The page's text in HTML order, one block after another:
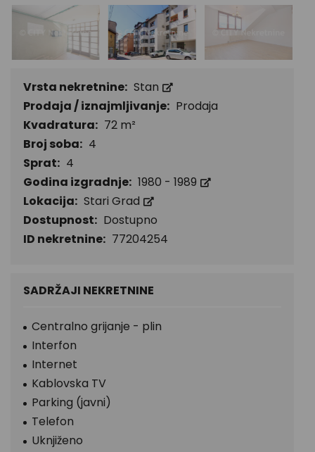
Vrsta nekretnine: Stan
Prodaja / iznajmljivanje: Prodaja
Kvadratura: 72 m²
Broj soba: 4
Sprat: 4
Godina izgradnje: 1980 - 1989
Lokacija: Stari Grad
Dostupnost: Dostupno
ID nekretnine: 77204254
SADRŽAJI NEKRETNINE
Centralno grijanje - plin
Interfon
Internet
Kablovska TV
Parking (javni)
Telefon
Uknjiženo